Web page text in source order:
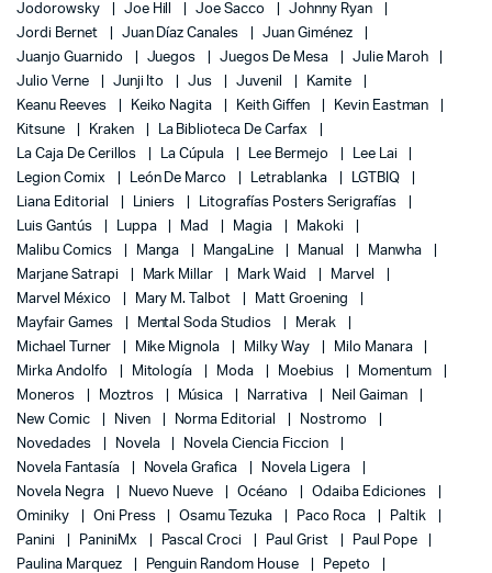
Jodorowsky
Joe Hill Joe Sacco
Johnny Ryan
Jordi Bernet
Juan Díaz Canales
Juan Giménez
Juanjo Guarnido
Juegos Juegos De Mesa
Julie Maroh
Julio Verne
Junji Ito Jus Juvenil
Kamite
Keanu Reeves
Keiko Nagita Keith Giffen
Kevin Eastman
Kitsune
Kraken
La Biblioteca De Carfax
La Caja De Cerillos
La Cúpula Lee Bermejo
Lee Lai
Legion Comix
León De Marco Letrablanka
LGTBIQ
Liana Editorial
Liniers
Litografías Posters Serigrafías
Luis Gantús
Luppa Mad Magia
Makoki
Malibu Comics
Manga MangaLine Manual
Manwha
Marjane Satrapi
Mark Millar Mark Waid
Marvel
Marvel México
Mary M. Talbot
Matt Groening
Mayfair Games
Mental Soda Studios
Merak
Michael Turner
Mike Mignola Milky Way
Milo Manara
Mirka Andolfo
Mitología Moda Moebius
Momentum
Moneros
Moztros Música Narrativa
Neil Gaiman
New Comic
Niven Norma Editorial
Nostromo
Novedades
Novela
Novela Ciencia Ficcion
Novela Fantasía
Novela Grafica
Novela Ligera
Novela Negra
Nuevo Nueve Océano
Odaiba Ediciones
Ominiky
Oni Press Osamu Tezuka Paco Roca
Paltik
Panini
PaniniMx Pascal Croci Paul Grist
Paul Pope
Paulina Marquez
Penguin Random House
Pepeto